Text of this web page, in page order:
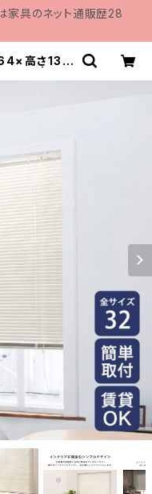
家具のネット通販歴28
高さ138